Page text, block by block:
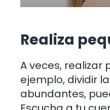
Realiza
A veces,
ejemplo, dividir
abundantes,